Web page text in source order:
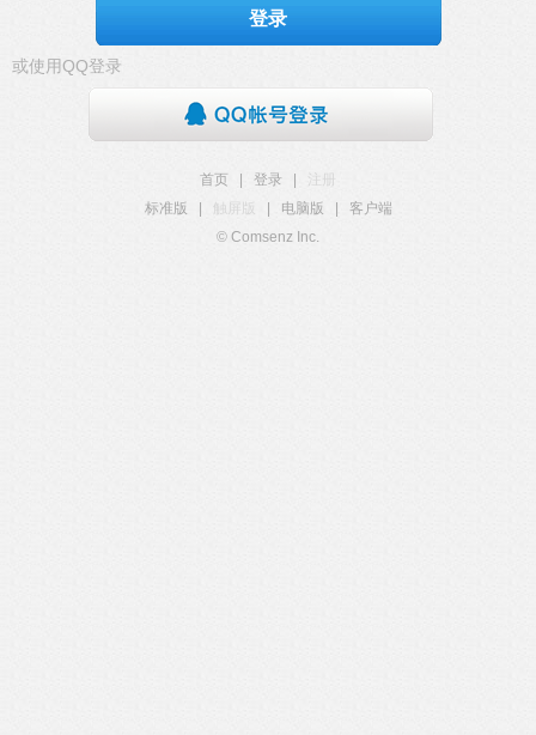
登录
或使用QQ登录
首页 登录
注册
标准版
触屏版 电脑版
客户端
© Comsenz Inc.